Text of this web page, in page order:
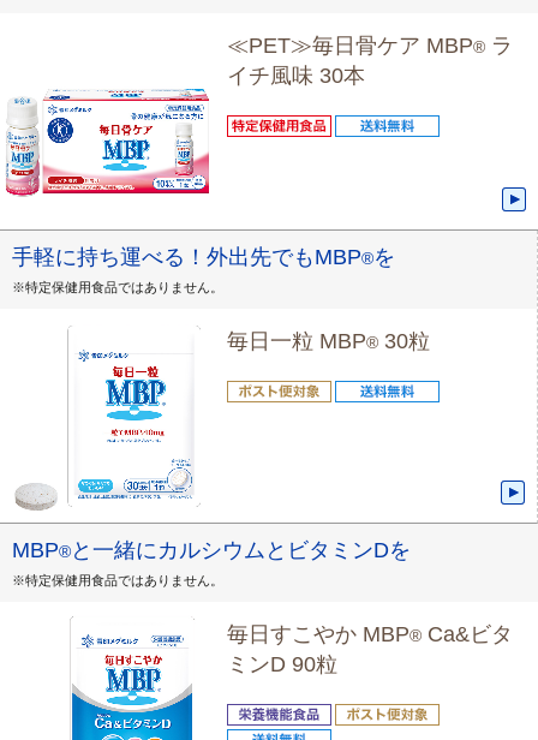
≪PET≫毎日骨ケア MBP® ラ
イチ風味 30本
手軽に持ち運べる！外出先でもMBP®を
※特定保健用食品ではありません。
毎日一粒 MBP®30粒
MBP®と一緒にカルシウムとビタミンDを
※特定保健用食品ではありません。
毎日すこやか MBP® Ca&ビタ
ミンD 90粒